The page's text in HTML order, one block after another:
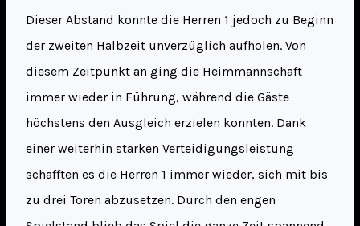
Dieser Abstand konnte die Herren 1 jedoch zu Beginn
der zweiten Halbzeit unverzüglich aufholen. Von
diesem Zeitpunkt an ging die Heimmannschaft
immer wieder in Führung, während die Gäste
höchstens den Ausgleich erzielen konnten. Dank
einer weiterhin starken Verteidigungsleistung
schafften es die Herren 1 immer wieder, sich mit bis
zu drei Toren abzusetzen. Durch den engen